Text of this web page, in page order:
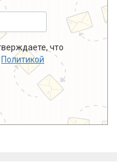
что
Политикой